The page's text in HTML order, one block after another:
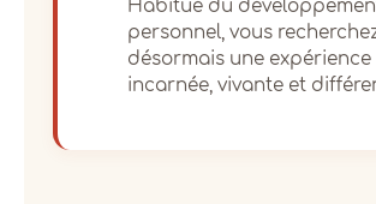
Habitué du
personnel, vous
désormais une expérience
incarnée, vivante et